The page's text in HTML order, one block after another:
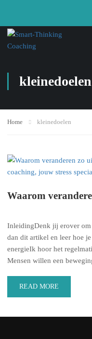
kleinedoelen
Home kleinedoelen
Waarom
InleidingDenk jij erover om
dan dit artikel en leer hoe
energieIk hoor het
Mensen willen een
READ MORE